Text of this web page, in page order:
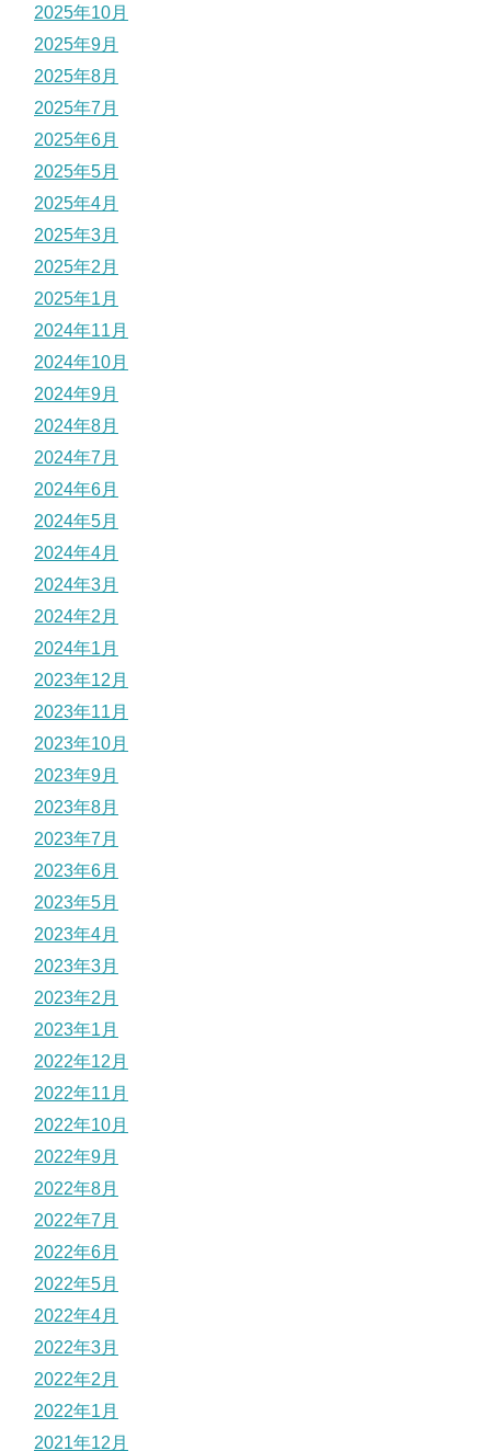
2025年10月
2025年9月
2025年8月
2025年7月
2025年6月
2025年5月
2025年4月
2025年3月
2025年2月
2025年1月
2024年11月
2024年10月
2024年9月
2024年8月
2024年7月
2024年6月
2024年5月
2024年4月
2024年3月
2024年2月
2024年1月
2023年12月
2023年11月
2023年10月
2023年9月
2023年8月
2023年7月
2023年6月
2023年5月
2023年4月
2023年3月
2023年2月
2023年1月
2022年12月
2022年11月
2022年10月
2022年9月
2022年8月
2022年7月
2022年6月
2022年5月
2022年4月
2022年3月
2022年2月
2022年1月
2021年12月